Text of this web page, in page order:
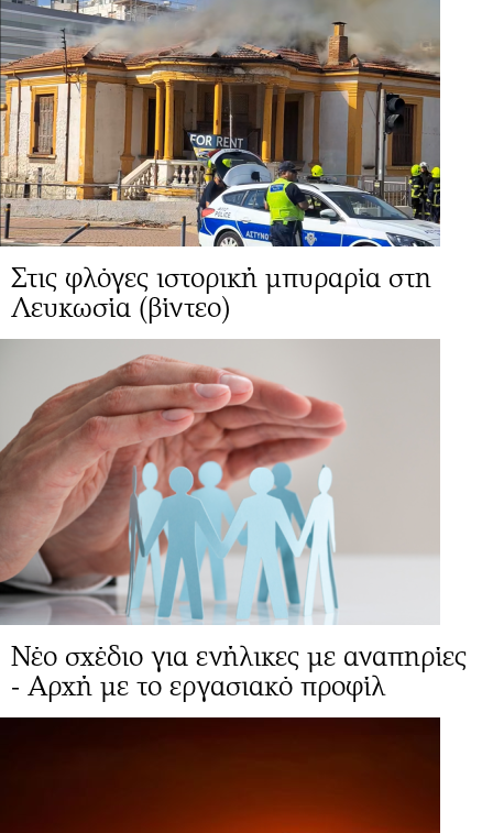
Στις φλόγες ιστορική μπυραρία στη
Λευκωσία (βίντεο)
Νέο σχέδιο για ενήλικες με αναπηρίες
- Αρχή με το εργασιακό προφίλ